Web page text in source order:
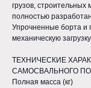
грузов, строительных
полностью
Упрочненные борта и
механическую
ТЕХНИЧЕСКИЕ
САМОСВАЛЬНОГО
Полная масса (кг)